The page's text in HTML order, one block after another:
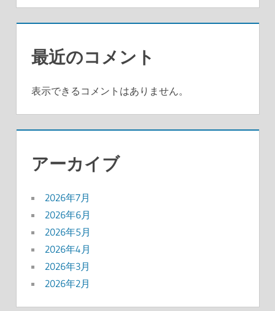
最近のコメント
表示できるコメントはありません。
アーカイブ
2026年7月
2026年6月
2026年5月
2026年4月
2026年3月
2026年2月